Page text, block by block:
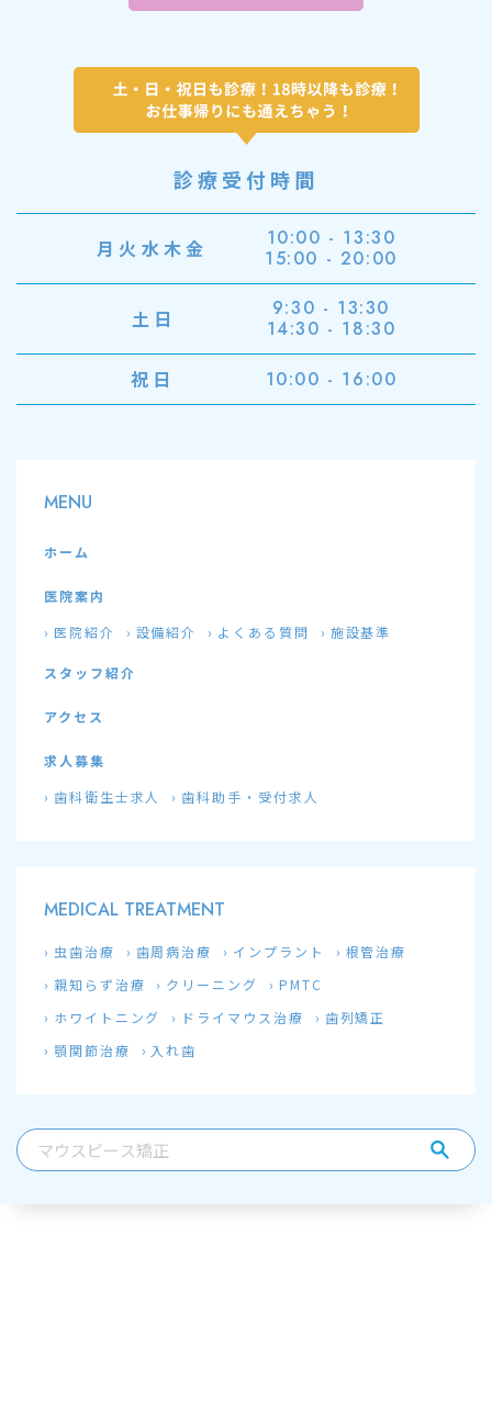
診療受付時間
月火水木金
10:00 - 13:30
15:00 - 20:00
土日
9:30 - 13:30
14:30 - 18:30
祝日 10:00 - 16:00
MENU
ホーム
医院案内
医院紹介
設備紹介 よくある質問 施設基準
スタッフ紹介
アクセス
求人募集
歯科衛生士求人
歯科助手・受付求人
MEDICAL TREATMENT
虫歯治療 歯周病治療 インプラント
根管治療
親知らず治療
クリーニング
PMTC
ホワイトニング
ドライマウス治療
歯列矯正
顎関節治療
入れ歯